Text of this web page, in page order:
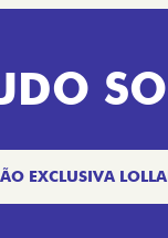
EXCLUSIVA